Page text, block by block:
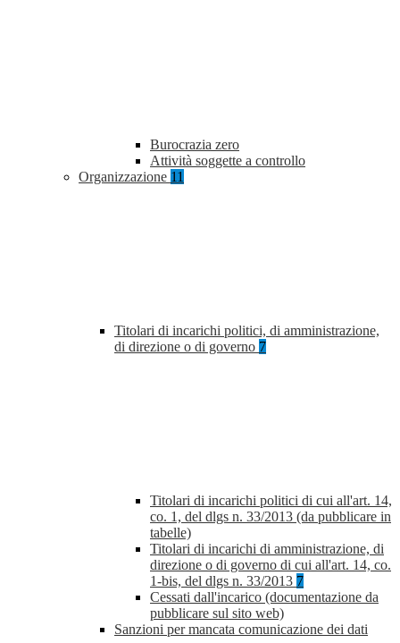
Burocrazia zero
Attività soggette a controllo
Organizzazione 11
Titolari di incarichi politici, di amministrazione,
di direzione o di governo 7
Titolari di incarichi politici di cui all'art. 14,
co. 1, del dlgs n. 33/2013 (da pubblicare in
tabelle)
Titolari di incarichi di amministrazione, di
direzione o di governo di cui all'art. 14, co.
1-bis, del dlgs n. 33/2013 7
Cessati dall'incarico (documentazione da
pubblicare sul sito web)
Sanzioni per mancata comunicazione dei dati